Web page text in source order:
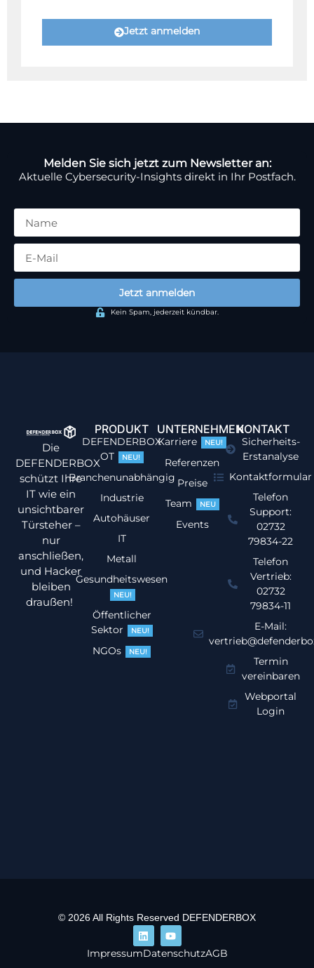
Jetzt anmelden
Melden Sie sich jetzt zum Newsletter an:
Aktuelle Cybersecurity-Insights direkt in Ihr Postfach.
Jetzt anmelden
Kein Spam, jederzeit kündbar.
Die
DEFENDERBOX
schützt Ihre
IT wie ein
unsichtbarer
Türsteher –
nur
anschließen,
und Hacker
bleiben
draußen!
PRODUKT
DEFENDERBOX
OT
NEU!
Branchenunabhängig
Industrie
Autohäuser
IT
Metall
Gesundheitswesen
NEU!
Öffentlicher
Sektor
NEU!
NGOs NEU!
UNTERNEHMEN
Karriere NEU!
Referenzen
Preise
Team
NEU
Events
KONTAKT
Sicherheits-
Erstanalyse
Kontaktformular
Telefon
Support:
02732
79834-22
Telefon
Vertrieb:
02732
79834-11
E-Mail:
Termin
vereinbaren
Webportal
Login
© 2026 All Rights Reserved DEFENDERBOX
ImpressumDatenschutzAGB